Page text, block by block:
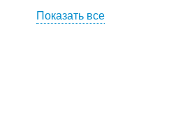
Показать все